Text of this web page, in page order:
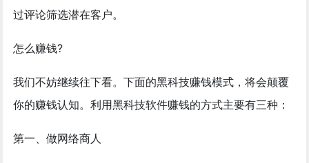
过评论筛选潜在客户。
怎么赚钱?
我们不妨继续往下看。下面的黑科技赚钱模式，将会颠覆
你的赚钱认知。利用黑科技软件赚钱的方式主要有三种：
第一、做网络商人